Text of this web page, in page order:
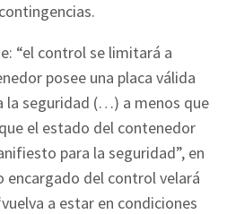
“el control se limitará a
posee una placa válida
la seguridad (…) a menos que
el estado del contenedor
para la seguridad”, en
encargado del control velará
a estar en condiciones